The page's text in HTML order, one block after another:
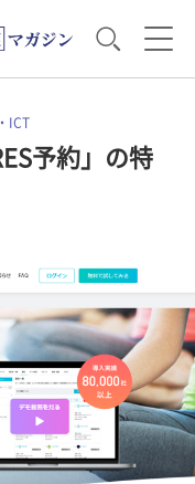
・経営のポイント
機器・事務機器
ナー
ICT
予約」の特